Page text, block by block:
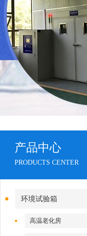
产品中心
PRODUCTS CENTER
环境试验箱
高温老化房